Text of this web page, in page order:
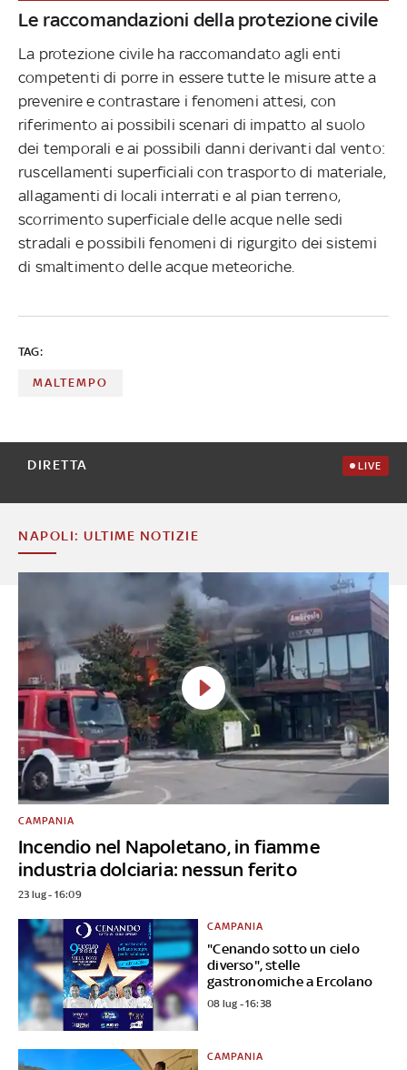
Le raccomandazioni della protezione civile
La protezione civile ha raccomandato agli enti
competenti di porre in essere tutte le misure atte a
prevenire e contrastare i fenomeni attesi, con
riferimento ai possibili scenari di impatto al suolo
dei temporali e ai possibili danni derivanti dal vento:
ruscellamenti superficiali con trasporto di materiale,
allagamenti di locali interrati e al pian terreno,
scorrimento superficiale delle acque nelle sedi
stradali e possibili fenomeni di rigurgito dei sistemi
di smaltimento delle acque meteoriche.
TAG:
MALTEMPO
DIRETTA LIVE
NAPOLI: ULTIME NOTIZIE
Incendio nel Napoletano, in fiamme
industria dolciaria: nessun ferito
CAMPANIA
23 lug - 16:09
"Cenando sotto un cielo
diverso", stelle
gastronomiche a Ercolano
CAMPANIA
08 lug - 16:38
CAMPANIA